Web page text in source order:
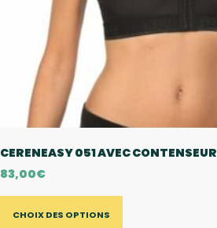
CERENEASY 051 AVEC CONTENSEUR
83,00€
CHOIX DES OPTIONS